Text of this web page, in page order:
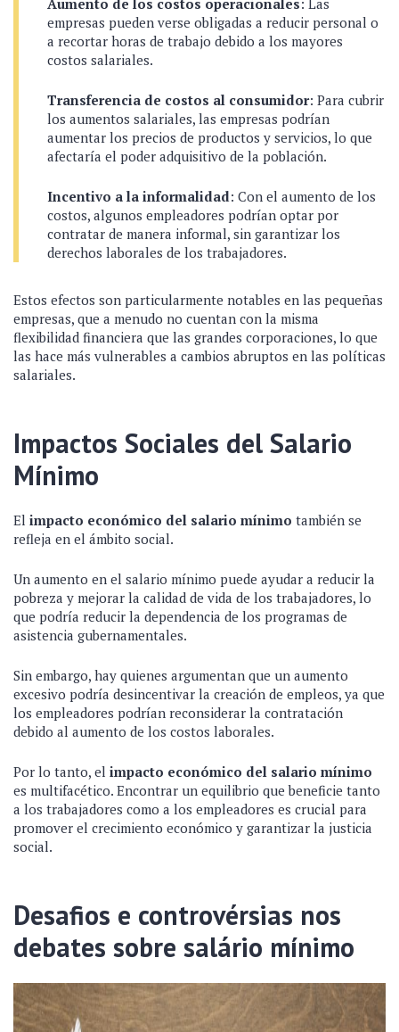
Aumento de los costos operacionales: Las
empresas pueden verse obligadas a reducir personal o
a recortar horas de trabajo debido a los mayores
costos salariales.
Transferencia de costos al consumidor: Para cubrir
los aumentos salariales, las empresas podrían
aumentar los precios de productos y servicios, lo que
afectaría el poder adquisitivo de la población.
Incentivo a la informalidad: Con el aumento de los
costos, algunos empleadores podrían optar por
contratar de manera informal, sin garantizar los
derechos laborales de los trabajadores.
Estos efectos son particularmente notables en las pequeñas
empresas, que a menudo no cuentan con la misma
flexibilidad financiera que las grandes corporaciones, lo que
las hace más vulnerables a cambios abruptos en las políticas
salariales.
Impactos Sociales del Salario
Mínimo
El impacto económico del salario mínimo también se
refleja en el ámbito social.
Un aumento en el salario mínimo puede ayudar a reducir la
pobreza y mejorar la calidad de vida de los trabajadores, lo
que podría reducir la dependencia de los programas de
asistencia gubernamentales.
Sin embargo, hay quienes argumentan que un aumento
excesivo podría desincentivar la creación de empleos, ya que
los empleadores podrían reconsiderar la contratación
debido al aumento de los costos laborales.
Por lo tanto, el impacto económico del salario mínimo
es multifacético. Encontrar un equilibrio que beneficie tanto
a los trabajadores como a los empleadores es crucial para
promover el crecimiento económico y garantizar la justicia
social.
Desafios e controvérsias nos
debates sobre salário mínimo